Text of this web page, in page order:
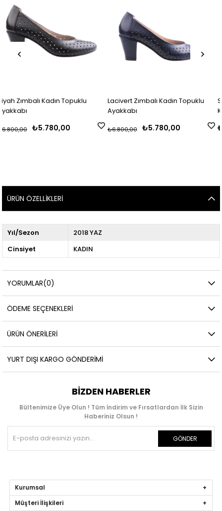
Topuklu
Lacivert Zımbalı Kadın Topuklu
₺5.780,00
₺6.800,00
Siyah Rugan
Kadın Topuklu
₺9.500,00
ÜRÜN ÖZELLIKLERI
Yıl/Sezon
2018 YAZ
Cinsiyet
KADIN
YORUMLAR(0)
ÖDEME SEÇENEKLERI
ÜRÜN ÖNERILERI
YURT DIŞI KARGO GÖNDERIMI
BIZDEN HABERLER
Bültenimize Üye Olun ! Tüm İndirim ve Fırsatlardan İlk Sizin
Haberiniz Olsun !
GÖNDER
Kurumsal
Müşteri İlişkileri